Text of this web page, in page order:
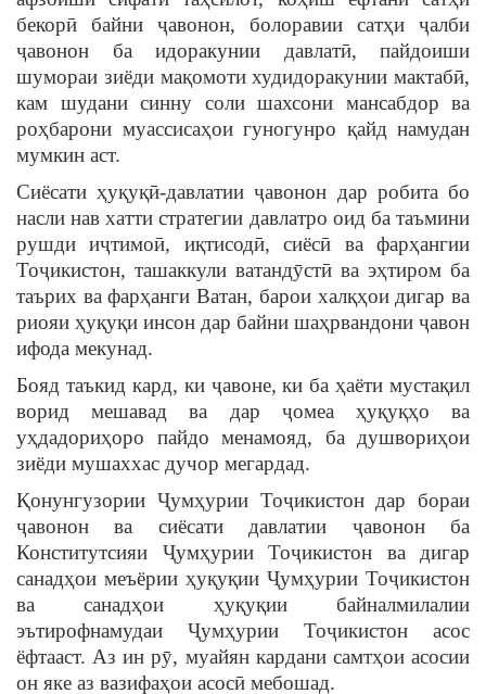
бекорӣ байни ҷавонон, болоравии сатҳи ҷалби
ҷавонон ба идоракунии давлатӣ, пайдоиши
шумораи зиёди мақомоти худидоракунии мактабӣ,
кам шудани синну соли шахсони мансабдор ва
роҳбарони муассисаҳои гуногунро қайд намудан
мумкин аст.
Сиёсати ҳуқуқӣ-давлатии ҷавонон дар робита бо
насли нав хатти стратегии давлатро оид ба таъмини
рушди иҷтимоӣ, иқтисодӣ, сиёсӣ ва фарҳангии
Тоҷикистон, ташаккули ватандӯстӣ ва эҳтиром ба
таърих ва фарҳанги Ватан, барои халқҳои дигар ва
риояи ҳуқуқи инсон дар байни шаҳрвандони ҷавон
ифода мекунад.
Бояд таъкид кард, ки ҷавоне, ки ба ҳаёти мустақил
ворид мешавад ва дар ҷомеа ҳуқуқҳо ва
уҳдадориҳоро пайдо менамояд, ба душвориҳои
зиёди мушаххас дучор мегардад.
Қонунгузории Ҷумҳурии Тоҷикистон дар бораи
ҷавонон ва сиёсати давлатии ҷавонон ба
Конститутсияи Ҷумҳурии Тоҷикистон ва дигар
санадҳои меъёрии ҳуқуқии Ҷумҳурии Тоҷикистон
ва санадҳои ҳуқуқии байналмилалии
эътирофнамудаи Ҷумҳурии Тоҷикистон асос
ёфтааст. Аз ин рӯ, муайян кардани самтҳои асосии
он яке аз вазифаҳои асосӣ мебошад.